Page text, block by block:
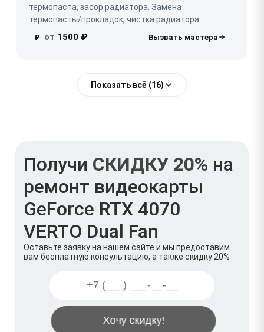
термопаста, засор радиатора. Замена
термопасты/прокладок, чистка радиатора.
₽ от 1500 ₽
Показать всё (16)
Получи СКИДКУ 20% на
ремонт видеокарты
GeForce RTX 4070
VERTO Dual Fan
Оставьте заявку на нашем сайте и мы предоставим
вам бесплатную консультацию, а также скидку 20%